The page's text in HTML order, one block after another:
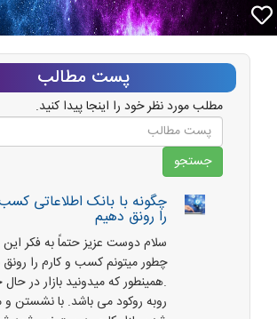
پست مطالب
مطلب مورد نظر خود را اینجا پیدا کنید.
چگونه با بانک اطلاعاتی
را رونق دهیم
سلام دوست عزیز حتماً به فکر
چطور میتونم کسب و کارم را
.همینطور که میدونید بازار در
روبه روکود می باشد. با نشستن